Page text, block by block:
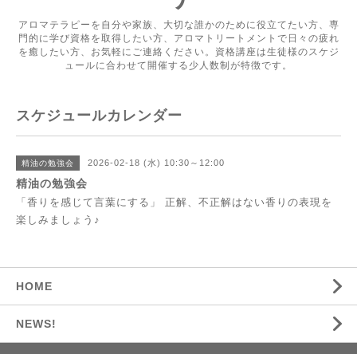
アロマテラピーを自分や家族、大切な誰かのために役立てたい方、専
門的に学び資格を取得したい方、アロマトリートメントで日々の疲れ
を癒したい方、お気軽にご連絡ください。資格講座は生徒様のスケジ
ュールに合わせて開催する少人数制が特徴です。
スケジュールカレンダー
精油の勉強会 2026-02-18 (水) 10:30～12:00
精油の勉強会
「香りを感じて言葉にする」 正解、不正解はない香りの表現を
楽しみましょう♪
HOME
NEWS!